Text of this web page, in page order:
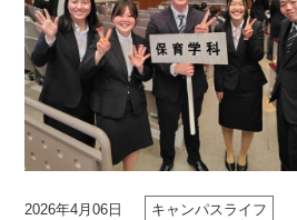
2026年4月06日 キャンパスライフ